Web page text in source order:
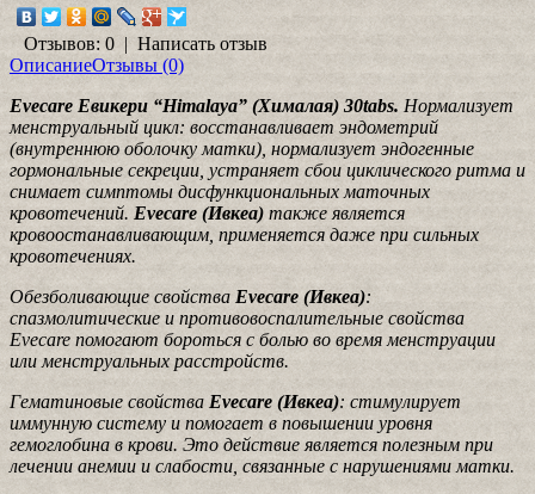
Отзывов: 0 | Написать отзыв
ОписаниеОтзывы (0)
Evecare Евикери “Himalaya” (Хималая) 30tabs. Нормализует
менструальный цикл: восстанавливает эндометрий
(внутреннюю оболочку матки), нормализует эндогенные
гормональные секреции, устраняет сбои циклического ритма и
снимает симптомы дисфункциональных маточных
кровотечений. Evecare (Ивкеа) также является
кровоостанавливающим, применяется даже при сильных
кровотечениях.
Обезболивающие свойства Evecare (Ивкеа):
спазмолитические и противовоспалительные свойства
Evecare помогают бороться с болью во время менструации
или менструальных расстройств.
Гематиновые свойства Evecare (Ивкеа): стимулирует
иммунную систему и помогает в повышении уровня
гемоглобина в крови. Это действие является полезным при
лечении анемии и слабости, связанные с нарушениями матки.